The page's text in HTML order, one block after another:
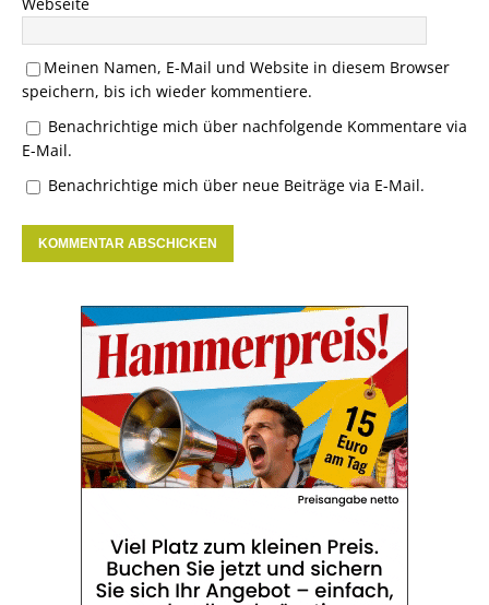
Meinen Namen, E-Mail und Website in diesem Browser
speichern, bis ich wieder kommentiere.
Benachrichtige mich über nachfolgende Kommentare via
E-Mail.
Benachrichtige mich über neue Beiträge via E-Mail.